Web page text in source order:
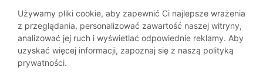
ul. Bł. Królowej Jadwigi 29
70-262 Szczecin
telefon: 91-433-30-07
e-mail: sp5@miasto.szczecin.pl
Używamy pliki cookie, aby zapewnić Ci najlepsze wrażenia
z przeglądania, personalizować zawartość naszej witryny,
analizować jej ruch i wyświetlać odpowiednie reklamy. Aby
uzyskać więcej informacji, zapoznaj się z naszą polityką
prywatności.